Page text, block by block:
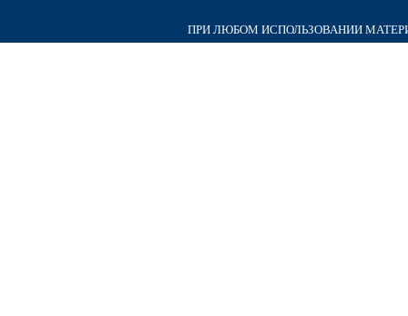
ПРИ ЛЮБОМ ИСПОЛЬЗОВАНИИ